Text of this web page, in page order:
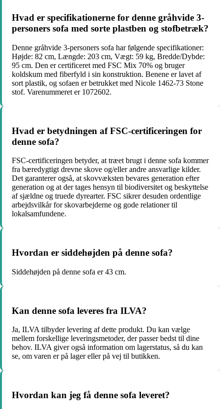
Hvad er specifikationerne for denne gråhvide 3-
personers sofa med sorte plastben og stofbetræk?
Denne gråhvide 3-personers sofa har følgende specifikationer:
Højde: 82 cm, Længde: 203 cm, Vægt: 59 kg, Bredde/Dybde:
95 cm. Den er certificeret med FSC Mix 70% og bruger
koldskum med fiberfyld i sin konstruktion. Benene er lavet af
sort plastik, og sofaen er betrukket med Nicole 1462-73 Stone
stof. Varenummeret er 1072602.
Hvad er betydningen af FSC-certificeringen for
denne sofa?
FSC-certificeringen betyder, at træet brugt i denne sofa kommer
fra bæredygtigt drevne skove og/eller andre ansvarlige kilder.
Det garanterer også, at skovvæksten bevares generation efter
generation og at der tages hensyn til biodiversitet og beskyttelse
af sjældne og truede dyrearter. FSC sikrer desuden ordentlige
arbejdsvilkår for skovarbejderne og gode relationer til
lokalsamfundene.
Hvordan er siddehøjden på denne sofa?
Siddehøjden på denne sofa er 43 cm.
Kan denne sofa leveres fra ILVA?
Ja, ILVA tilbyder levering af dette produkt. Du kan vælge
mellem forskellige leveringsmetoder, der passer bedst til dine
behov. ILVA giver også information om lagerstatus, så du kan
se, om varen er på lager eller på vej til butikken.
Hvordan kan jeg få denne sofa leveret?